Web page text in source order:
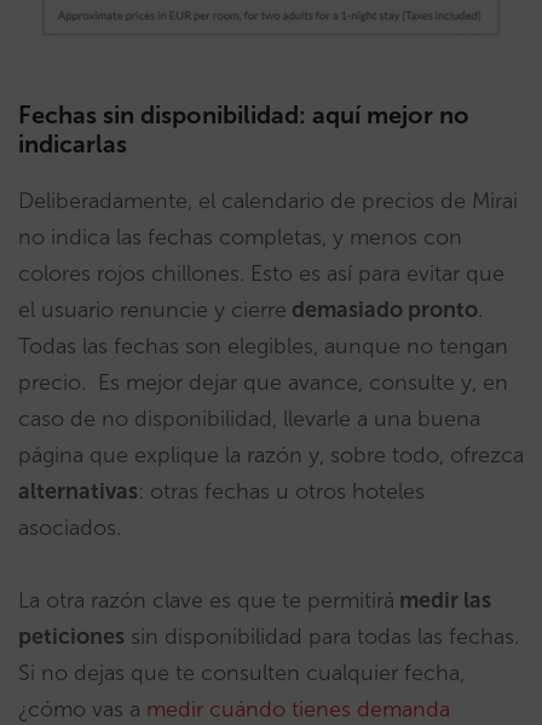
Fechas sin disponibilidad: aquí mejor no
indicarlas
Deliberadamente, el calendario de precios de Mirai
no indica las fechas completas, y menos con
colores rojos chillones. Esto es así para evitar que
el usuario renuncie y cierre demasiado pronto.
Todas las fechas son elegibles, aunque no tengan
precio. Es mejor dejar que avance, consulte y, en
caso de no disponibilidad, llevarle a una buena
página que explique la razón y, sobre todo, ofrezca
alternativas: otras fechas u otros hoteles
asociados.
La otra razón clave es que te permitirá medir las
peticiones sin disponibilidad para todas las fechas.
Si no dejas que te consulten cualquier fecha,
¿cómo vas a medir cuándo tienes demanda